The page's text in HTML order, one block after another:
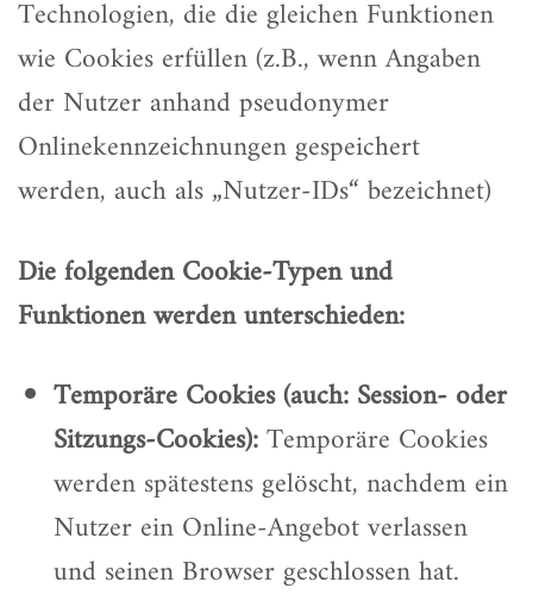
Technologien, die die gleichen Funktionen
wie Cookies erfüllen (z.B., wenn Angaben
der Nutzer anhand pseudonymer
Onlinekennzeichnungen gespeichert
werden, auch als „Nutzer-IDs“ bezeichnet)
Die folgenden Cookie-Typen und
Funktionen werden unterschieden:
Temporäre Cookies (auch: Session- oder
Sitzungs-Cookies):Temporäre Cookies
werden spätestens gelöscht, nachdem ein
Nutzer ein Online-Angebot verlassen
und seinen Browser geschlossen hat.